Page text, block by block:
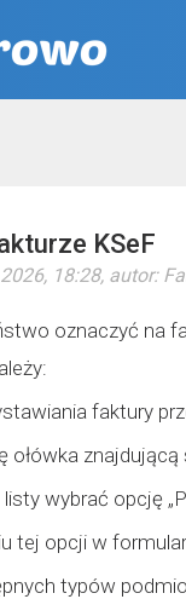
KSeF
18:28, autor:
oznaczyć na
faktury
ołówka
wybrać opcję
tej opcji w
typów